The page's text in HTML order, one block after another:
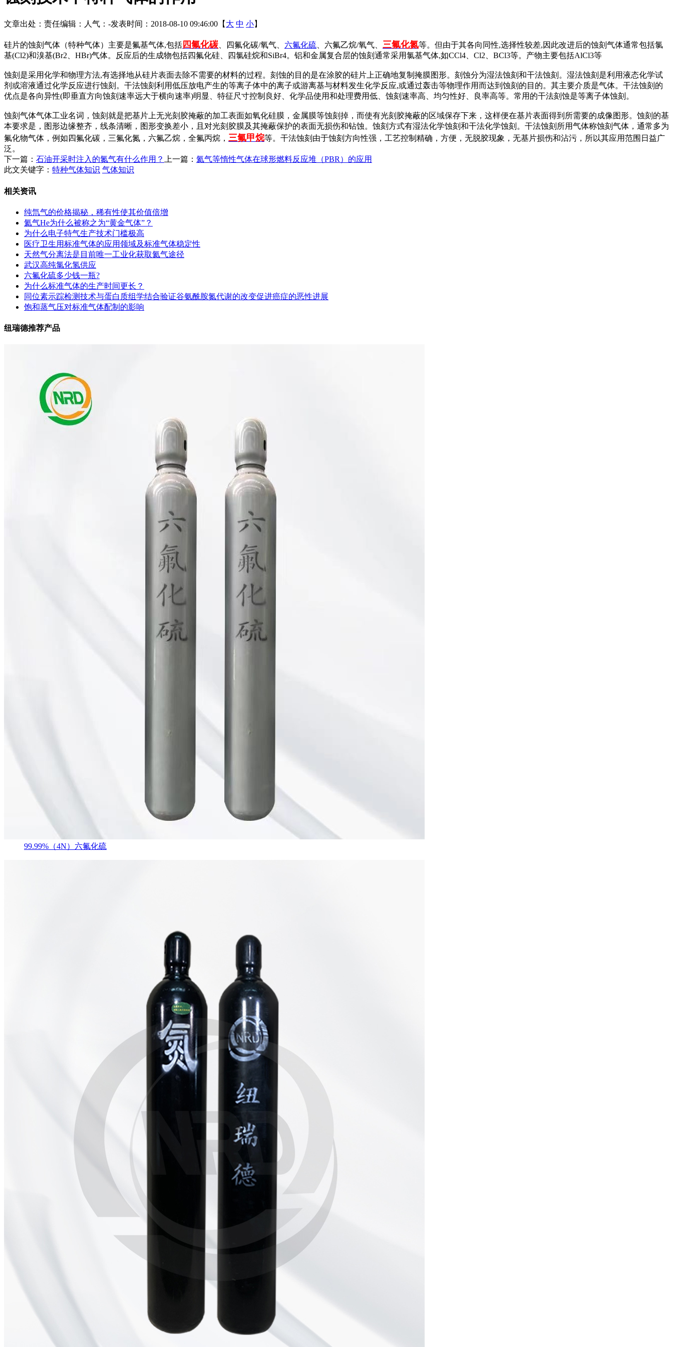
文章出处： 责任编辑： 人气： -发表时间：2018-08-10 09:46:00【 大 中 小】
硅片的蚀刻气体（特种气体）主要是氟基气体,包括 四氟化碳 、四氟化碳/氧气、 六氟化硫 、六氟乙烷/氧气、 三氟化氮等。但由于其各向同性,选择性较差,因此改进后的蚀刻气体通常包括氯
基(Cl2)和溴基(Br2、HBr)气体。反应后的生成物包括四氟化硅、四氯硅烷和SiBr4。铝和金属复合层的蚀刻通常采用氯基气体,如CCl4、Cl2、BCl3等。产物主要包括AlCl3等
蚀刻是采用化学和物理方法,有选择地从硅片表面去除不需要的材料的过程。刻蚀的目的是在涂胶的硅片上正确地复制掩膜图形。刻蚀分为湿法蚀刻和干法蚀刻。湿法蚀刻是利用液态化学试
剂或溶液通过化学反应进行蚀刻。干法蚀刻利用低压放电产生的等离子体中的离子或游离基与材料发生化学反应,或通过轰击等物理作用而达到蚀刻的目的。其主要介质是气体。干法蚀刻的
优点是各向异性(即垂直方向蚀刻速率远大于横向速率)明显、特征尺寸控制良好、化学品使用和处理费用低、蚀刻速率高、均匀性好、良率高等。常用的干法刻蚀是等离子体蚀刻。
蚀刻气体气体工业名词，蚀刻就是把基片上无光刻胶掩蔽的加工表面如氧化硅膜，金属膜等蚀刻掉，而使有光刻胶掩蔽的区域保存下来，这样便在基片表面得到所需要的成像图形。蚀刻的基
本要求是，图形边缘整齐，线条清晰，图形变换差小，且对光刻胶膜及其掩蔽保护的表面无损伤和钻蚀。蚀刻方式有湿法化学蚀刻和干法化学蚀刻。干法蚀刻所用气体称蚀刻气体，通常多为
氟化物气体，例如四氟化碳，三氟化氮，六氟乙烷，全氟丙烷， 三氟甲烷等。干法蚀刻由于蚀刻方向性强，工艺控制精确，方便，无脱胶现象，无基片损伤和沾污，所以其应用范围日益广
泛。
下一篇： 石油开采时注入的氮气有什么作用？ 上一篇： 氦气等惰性气体在球形燃料反应堆（PBR）的应用
此文关键字： 特种气体知识 气体知识
相关资讯
纯氘气的价格揭秘，稀有性使其价值倍增
氦气He为什么被称之为“黄金气体”？
为什么电子特气生产技术门槛极高
医疗卫生用标准气体的应用领域及标准气体稳定性
天然气分离法是目前唯一工业化获取氦气途径
武汉高纯氯化氢供应
六氟化硫多少钱一瓶?
为什么标准气体的生产时间更长？
同位素示踪检测技术与蛋白质组学结合验证谷氨酰胺氮代谢的改变促进癌症的恶性进展
饱和蒸气压对标准气体配制的影响
纽瑞德推荐产品
99.99%（4N）六氟化硫